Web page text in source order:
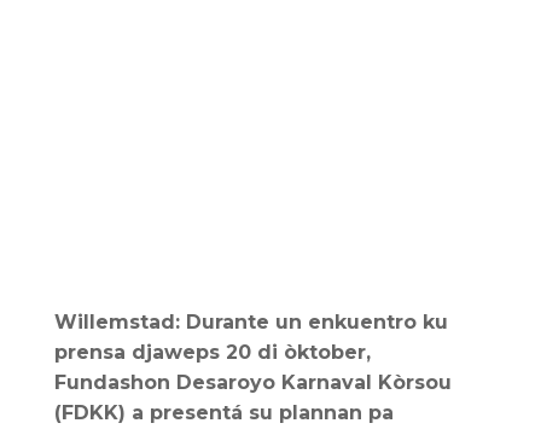
Willemstad: Durante un enkuentro ku
prensa djaweps 20 di òktober,
Fundashon Desaroyo Karnaval Kòrsou
(FDKK) a presentá su plannan pa